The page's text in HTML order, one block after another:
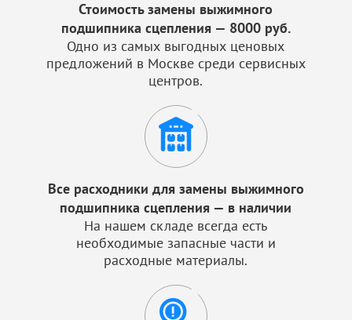
Стоимость замены выжимного
подшипника сцепления — 8000 руб.
Одно из самых выгодных ценовых
предложений в Москве среди сервисных
центров.
Все расходники для замены выжимного
подшипника сцепления — в наличии
На нашем складе всегда есть
необходимые запасные части и
расходные материалы.